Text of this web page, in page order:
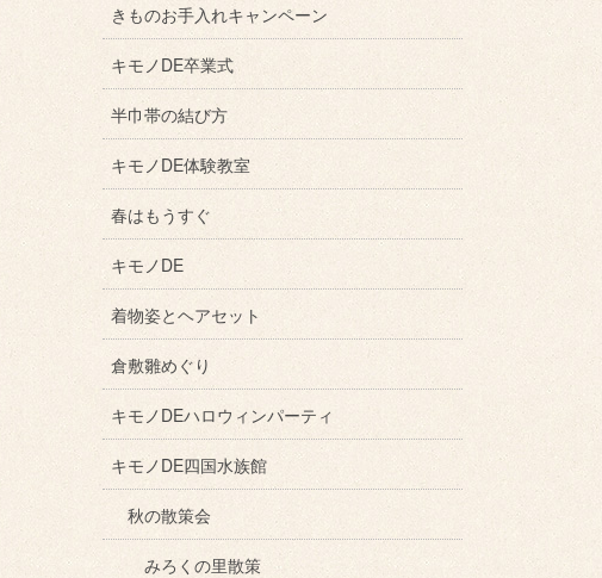
きものお手入れキャンペーン
キモノDE卒業式
半巾帯の結び方
キモノDE体験教室
春はもうすぐ
キモノDE
着物姿とヘアセット
倉敷雛めぐり
キモノDEハロウィンパーティ
キモノDE四国水族館
秋の散策会
みろくの里散策